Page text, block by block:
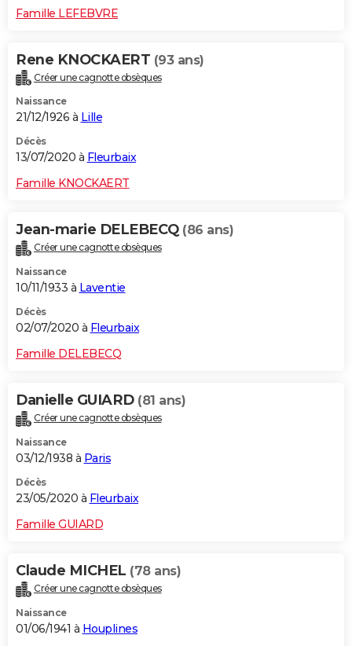
Famille LEFEBVRE
Rene KNOCKAERT (93 ans)
Créer une cagnotte obsèques
Naissance
21/12/1926 à Lille
Décès
13/07/2020 à Fleurbaix
Famille KNOCKAERT
Jean-marie DELEBECQ (86 ans)
Créer une cagnotte obsèques
Naissance
10/11/1933 à Laventie
Décès
02/07/2020 à Fleurbaix
Famille DELEBECQ
Danielle GUIARD (81 ans)
Créer une cagnotte obsèques
Naissance
03/12/1938 à Paris
Décès
23/05/2020 à Fleurbaix
Famille GUIARD
Claude MICHEL (78 ans)
Créer une cagnotte obsèques
Naissance
01/06/1941 à Houplines